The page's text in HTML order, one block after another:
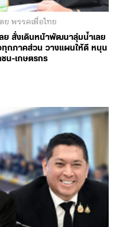
ย พรรคเพื่อไทย
ลย สั่งเดินหน้าพัฒนาลุ่มน้ำเลย
กภาคส่วน วางแผนให้ดี หนุน
น-เกษตรกร